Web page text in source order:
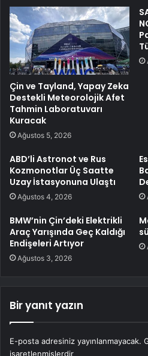
Çin ve Tayland, Yapay Zeka
Destekli Meteorolojik Afet
Tahmin Laboratuvarı
Kuracak
Ağustos 5, 2026
ABD’li Astronot ve Rus
Kozmonotlar Üç Saatte
Uzay İstasyonuna Ulaştı
Ağustos 4, 2026
BMW’nin Çin’deki Elektrikli
Araç Yarışında Geç Kaldığı
Endişeleri Artıyor
Ağustos 3, 2026
Bir yanıt yazın
E-posta adresiniz yayınlanmayacak.
işaretlenmişlerdir